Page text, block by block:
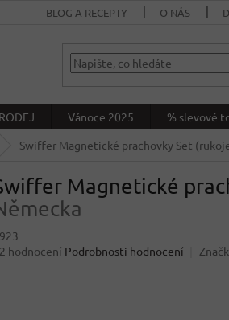
BLOG A RECEPTY O NÁS
Vánoce 2025 % slevové
Swiffer Magnetické prachovky Set
Magnetické
hodnocení Podrobnosti hodnocení